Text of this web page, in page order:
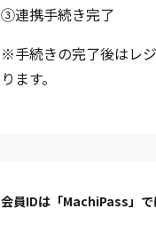
③連携手続き完了
※手続きの完了後はレ
ります。
会員IDは「MachiPass」